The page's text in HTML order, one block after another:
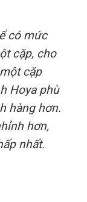
có mức
cặp, cho
cặp
Hoya phù
hàng hơn.
hơn,
nhất.